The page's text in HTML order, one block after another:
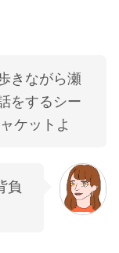
きながら瀬
をするシー
ケットよ
負